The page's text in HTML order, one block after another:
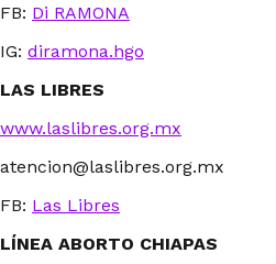
FB: Di RAMONA
IG: diramona.hgo
LAS LIBRES
www.laslibres.org.mx
atencion@laslibres.org.mx
FB: Las Libres
LÍNEA ABORTO CHIAPAS